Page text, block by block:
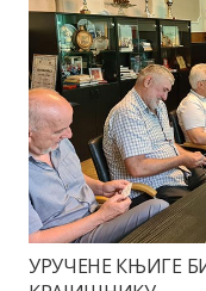
УРУЧЕНЕ КЊИГЕ